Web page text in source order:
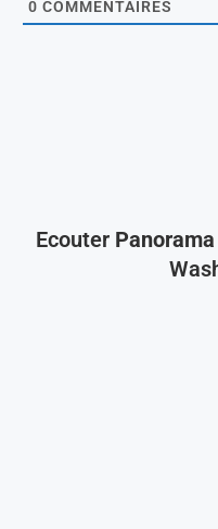
0 COMMENTAIRES
Ecouter